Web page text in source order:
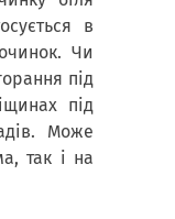
в
Чи
під
під
Може
так і на